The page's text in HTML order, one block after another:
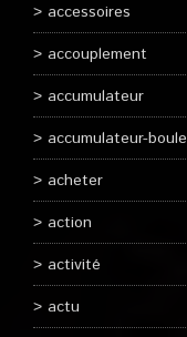
accessoires
accouplement
accumulateur
accumulateur-boule
acheter
action
activité
actu